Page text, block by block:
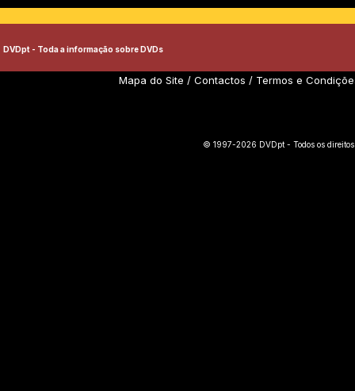
DVDpt - Toda a informação sobre DVDs
Mapa do Site / Contactos / Termos e
© 1997-2026 DVDpt - Todos os direitos